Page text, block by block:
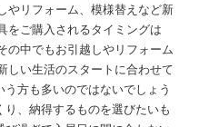
やリフォーム、模様替えなど新
をご購入されるタイミングは
の中でもお引越しやリフォーム
しい生活のスタートに合わせて
方も多いのではないでしょう
、納得するものを選びたいも